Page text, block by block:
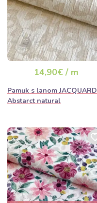
14,90€ / m
Pamuk s lanom JACQUARD
Abstarct natural